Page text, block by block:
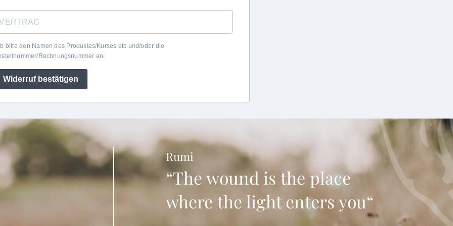
bitte den Namen des Produktes/Kurses etc und/oder die
Rechnungsnummer an.
Widerruf bestätigen
Rumi
“The wound is the place
where the light enters you“